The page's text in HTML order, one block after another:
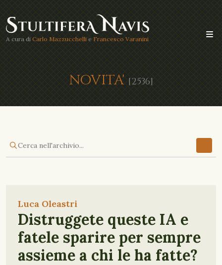
A cura di Carlo Mazzucchelli e Francesco Varanini
NOVITA' [2536]
Luca Oleastri
Distruggete queste IA e
fatele sparire per sempre
assieme a chi le ha fatte?